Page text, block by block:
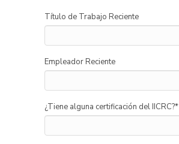
Título de Trabajo Reciente
Empleador Reciente
¿Tiene alguna certificación del IICRC?*